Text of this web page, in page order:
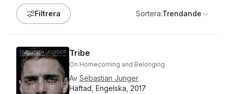
Filtrera Sortera:Trendande
Tribe
On Homecoming and Belonging
Av Sebastian Junger
Häftad, Engelska, 2017